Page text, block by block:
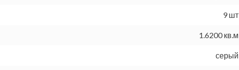
9 шт
1.6200 кв.м
серый